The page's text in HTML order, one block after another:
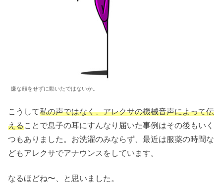
嫌な顔をせずに動いたではないか。
こうして私の声ではなく、アレクサの機械音声によって伝
えることで息子の耳にすんなり届いた事例はその後もいく
つもありました。お洗濯のみならず、最近は服薬の時間な
どもアレクサでアナウンスをしています。
なるほどね〜、と思いました。